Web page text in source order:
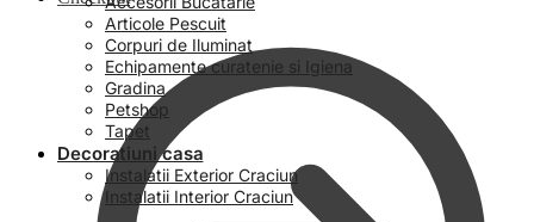
Articole Pescuit
Corpuri de Iluminat
Echipamente curatenie si Igiena
Gradina
Petshop
Tapet
Decoratiuni casa
Instalatii Exterior Craciun
Instalatii Interior Craciun